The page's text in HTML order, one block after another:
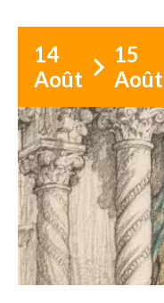
14
Août
15
Août